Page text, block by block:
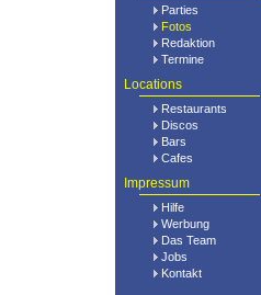
Parties
Fotos
Redaktion
Termine
Locations
Restaurants
Discos
Bars
Cafes
Impressum
Hilfe
Werbung
Das Team
Jobs
Kontakt